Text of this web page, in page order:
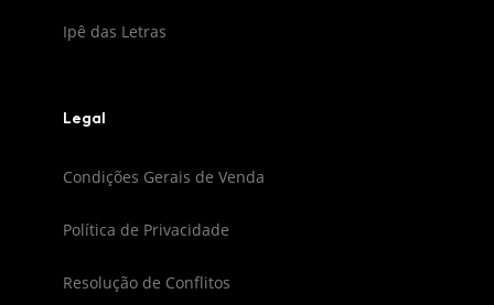
Ipê das Letras
Legal
Condições Gerais de Venda
Política de Privacidade
Resolução de Conflitos